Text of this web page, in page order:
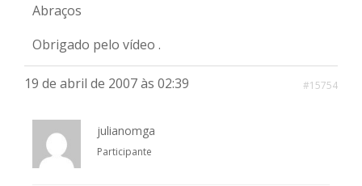
Abraços
Obrigado pelo vídeo .
19 de abril de 2007 às 02:39 #15754
julianomga
Participante